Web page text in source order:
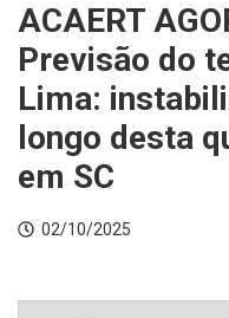
INTEGRIDADE
ACAERT
Previsão do
Lima:
longo desta
em SC
02/10/2025